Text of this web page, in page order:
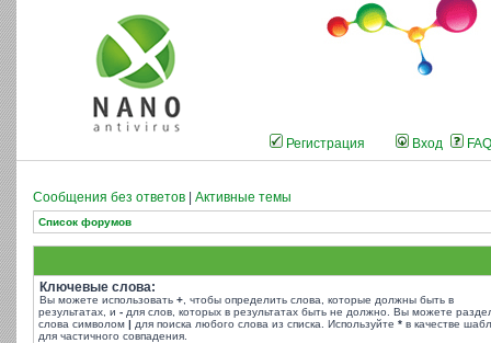
Регистрация Вход FAQ
Сообщения без ответов Активные темы
Список форумов
Ключевые слова:
Вы можете использовать + , чтобы определить слова, которые должны быть в
результатах, и - для слов, которых в результатах быть не должно. Вы можете
слова символом | для поиска любого слова из списка. Используйте * в качестве
для частичного совпадения.